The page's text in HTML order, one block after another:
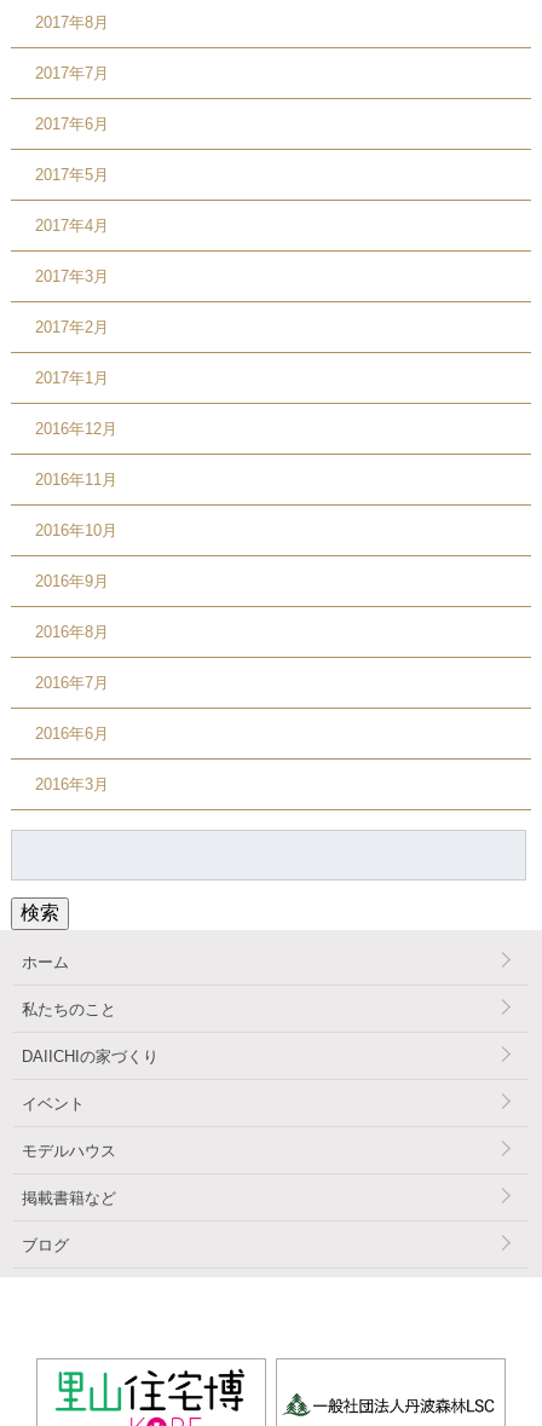
2017年8月
2017年7月
2017年6月
2017年5月
2017年4月
2017年3月
2017年2月
2017年1月
2016年12月
2016年11月
2016年10月
2016年9月
2016年8月
2016年7月
2016年6月
2016年3月
検索
ホーム
私たちのこと
DAIICHIの家づくり
イベント
モデルハウス
掲載書籍など
ブログ